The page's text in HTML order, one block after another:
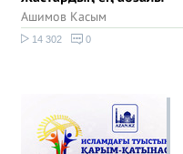
Ашимов Касым
14 302 0